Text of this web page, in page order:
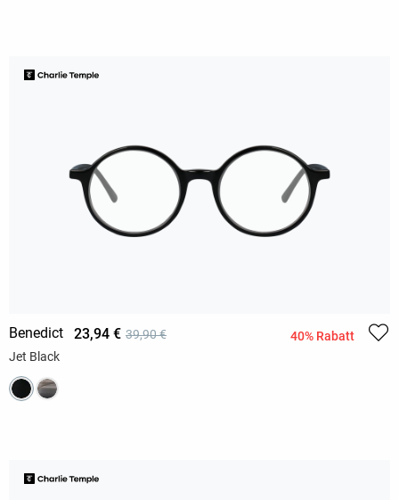
Benedict 23,94 € 39,90 €
40% Rabatt
Jet Black